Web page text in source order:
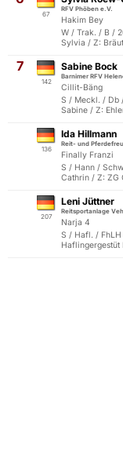
67
RFV Phöben e.V.
Hakim Bey
W / Trak. / B /
Sylvia / Z:
7
142
Sabine Bock
Barnimer RFV
Cillit-Bäng
S / Meckl. / Db
Sabine / Z:
136
Ida Hillmann
Reit- und
Finally Franzi
S / Hann /
Cathrin / Z: ZG
207
Leni Jüttner
Reitsportanlage
Narja 4
S / Hafl. /
Haflingergestüt